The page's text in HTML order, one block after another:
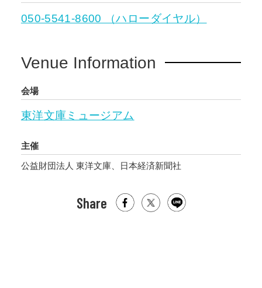
050-5541-8600 （ハローダイヤル）
Venue Information
会場
東洋文庫ミュージアム
主催
公益財団法人 東洋文庫、日本経済新聞社
Share